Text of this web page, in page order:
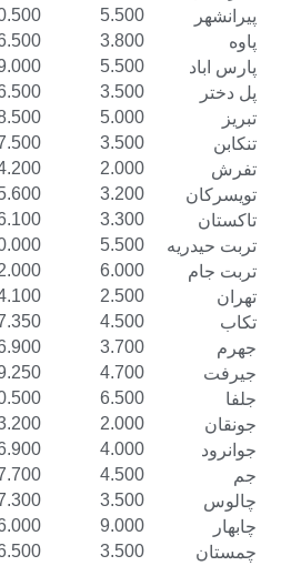
5.500
10.500
14.000
3.800
6.500
9.500
5.500
9.000
12.000
3.500
6.500
9.500
5.000
8.500
11.500
3.500
7.500
11.000
2.000
4.200
7.000
3.200
5.600
8.500
3.300
6.100
9.000
5.500
10.000
13.000
6.000
12.000
15.000
2.500
4.100
7.000
4.500
7.350
11.000
3.700
6.900
10.000
4.700
9.250
12.500
6.500
10.500
13.500
2.000
3.200
6.000
4.000
6.900
10.000
4.500
7.700
11.000
3.500
7.300
11.000
9.000
16.000
20.0000
3.500
6.500
9.500